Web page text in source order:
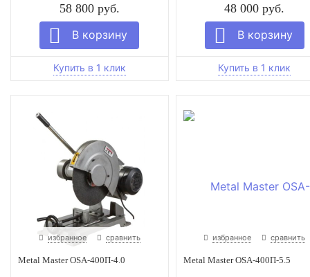
58 800 руб. 48 000 руб.
избранное сравнить
Metal Master OSA-400П-4.0
избранное сравнить
Metal Master OSA-400П-5.5